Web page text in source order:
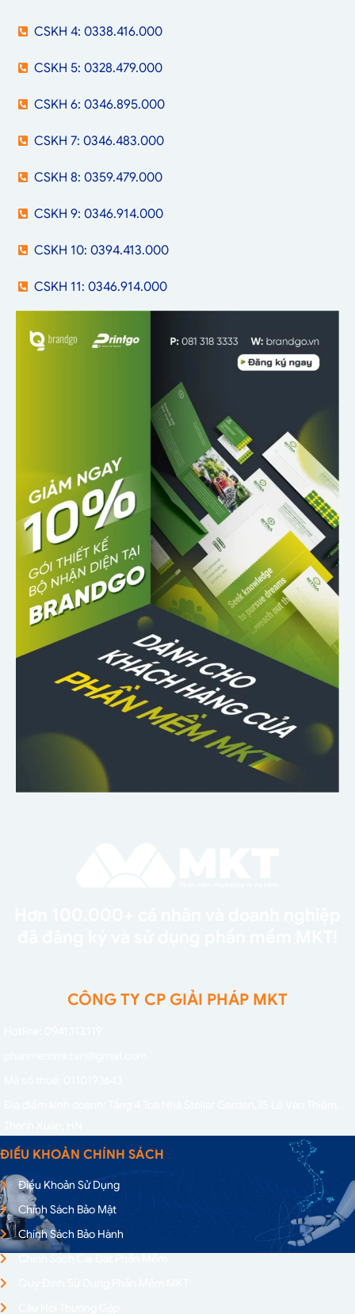
CSKH 4: 0338.416.000
CSKH 5: 0328.479.000
CSKH 6: 0346.895.000
CSKH 7: 0346.483.000
CSKH 8: 0359.479.000
CSKH 9: 0346.914.000
CSKH 10: 0394.413.000
CSKH 11: 0346.914.000
CÔNG TY CP GIẢI PHÁP MKT
ĐIỀU KHOẢN CHÍNH SÁCH
Điều Khoản Sử Dụng
Chính Sách Bảo Mật
Chính Sách Bảo Hành